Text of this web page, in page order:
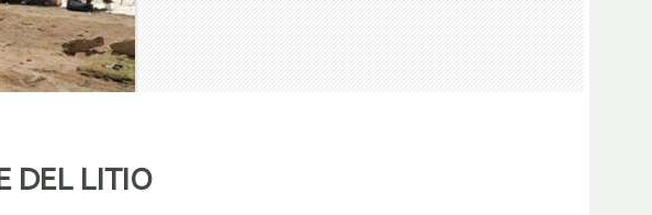
DEL LITIO